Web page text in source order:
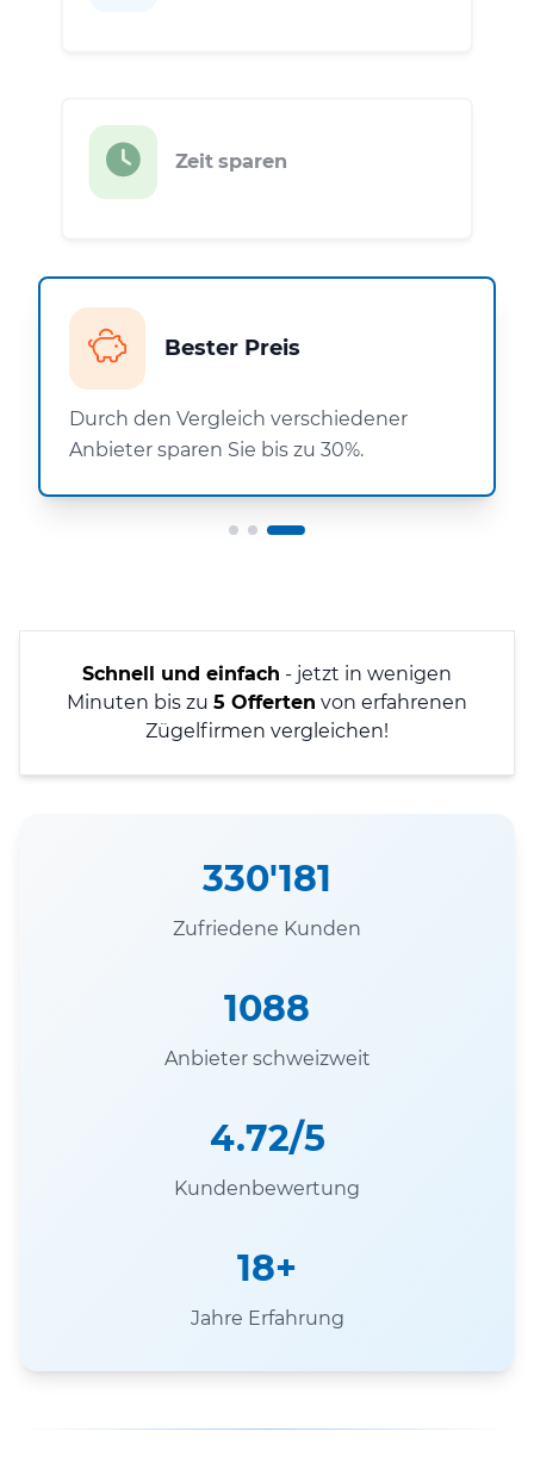
Zeit sparen
Bester Preis
Durch den Vergleich verschiedener
Anbieter sparen Sie bis zu 30%.
Schnell und einfach - jetzt in wenigen
Minuten bis zu 5 Offerten von erfahrenen
Zügelfirmen vergleichen!
330'181
Zufriedene Kunden
1088
Anbieter schweizweit
4.72/5
Kundenbewertung
18+
Jahre Erfahrung